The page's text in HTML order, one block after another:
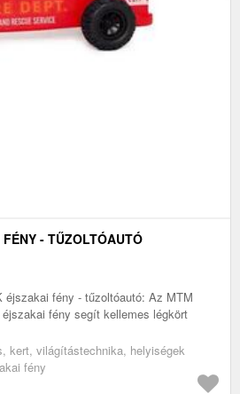
- TŰZOLTÓAUTÓ
éjszakai fény - tűzoltóautó: Az MTM
fény segít kellemes légkört
kert, világítástechnika, helyiségek
fény